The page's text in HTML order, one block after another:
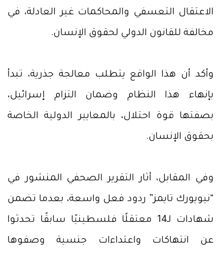
الاعتقال التعسفي والمحاكمات غير العادلة، في
مخالفة للقانون الدولي لحقوق الإنسان.
وأكد أن هذا الواقع يتطلب معالجة جذرية، تبدأ
بإنهاء هذا النظام وضمان التزام إسرائيل،
بصفتها قوة احتلال، بالمعايير الدولية الخاصة
بحقوق الإنسان.
وفي المقابل، أثار التقرير الصحفي المنشور في
“نيويورك تايمز” ردود فعل واسعة، بعدما تضمن
شهادات لـ14 معتقلًا فلسطينيًا سابقًا تحدثوا
عن انتهاكات واعتداءات جنسية وصفوها